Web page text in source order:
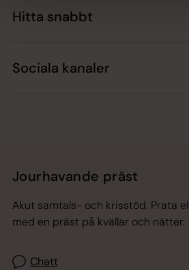
Hitta snabbt
Sociala kanaler
Jourhavande präst
Akut samtals- och krisstöd. Prata
med en präst på kvällar och nätter.
Chatt